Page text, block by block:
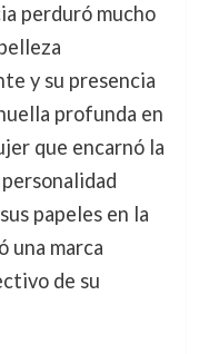
perduró mucho
y su presencia
profunda en
que encarnó la
papeles en la
una marca
de su